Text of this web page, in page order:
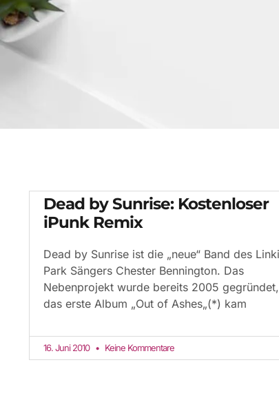
Dead by Sunrise: Kostenloser
iPunk Remix
Dead by Sunrise ist die „neue“ Band des
Park Sängers Chester Bennington. Das
Nebenprojekt wurde bereits 2005 gegründet,
das erste Album „Out of Ashes„(*) kam
16. Juni 2010 Keine Kommentare